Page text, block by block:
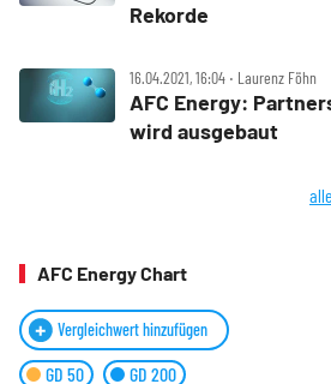
Rekorde
16.04.2021, 16:04 ‧ Laurenz Föhn
AFC Energy:
wird ausgebaut
AFC Energy Chart
Vergleichwert hinzufügen
GD 50 GD 200